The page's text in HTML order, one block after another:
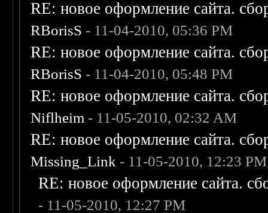
RE: новое оформление сайта.
RBorisS - 11-04-2010, 05:36 PM
RE: новое оформление сайта.
RBorisS - 11-04-2010, 05:48 PM
RE: новое оформление сайта.
Niflheim - 11-05-2010, 02:32 AM
RE: новое оформление сайта.
Missing_Link - 11-05-2010, 12:23 PM
RE: новое оформление сайта.
- 11-05-2010, 12:27 PM